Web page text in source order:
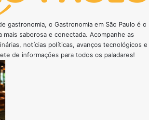
gastronomia, o Gastronomia em São Paulo é o
mais saborosa e conectada. Acompanhe as
notícias políticas, avanços tecnológicos e
de informações para todos os paladares!